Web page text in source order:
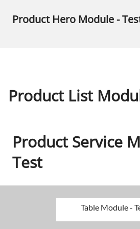
Product Hero Module -
Product List
Product Service
Test
Table Module -